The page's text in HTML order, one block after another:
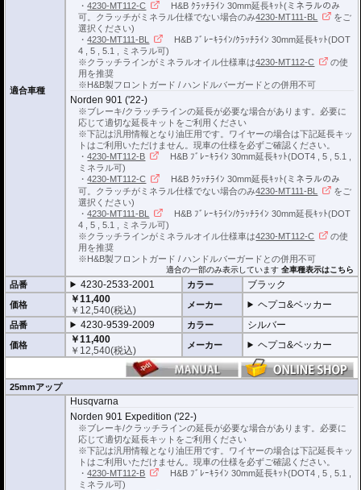
適合車種
・4230-MT112-C
H&B ｸﾗｯﾁﾗｲﾝ 30mm延長ｷｯﾄ(ミネラルのみ
可。クラッチがミネラル仕様でない場合のみ4230-MT111-BL
をご
選択ください)
・4230-MT111-BL
H&B ﾌﾞﾚｰｷﾗｲﾝ/ｸﾗｯﾁﾗｲﾝ 30mm延長ｷｯﾄ(DOT
4 , 5 , 5.1 , ミネラル可)
※クラッチラインがミネラルオイル仕様車は4230-MT112-C
の使
用を推奨
※H&B製フロントガード / ハンドルバーガードとの併用不可
Norden 901 ('22-)
※ブレーキ/クラッチラインの延長が必要な場合があります。必要に
応じて適切な延長キットをご利用ください
※下記は汎用情報となり油圧用です。ワイヤーの場合は下記延長キッ
トはご利用いただけません。現車の仕様を必ずご確認ください。
・4230-MT112-B
H&B ﾌﾞﾚｰｷﾗｲﾝ 30mm延長ｷｯﾄ(DOT4 , 5 , 5.1 ,
ミネラル可)
・4230-MT112-C
H&B ｸﾗｯﾁﾗｲﾝ 30mm延長ｷｯﾄ(ミネラルのみ
可。クラッチがミネラル仕様でない場合のみ4230-MT111-BL
をご
選択ください)
・4230-MT111-BL
H&B ﾌﾞﾚｰｷﾗｲﾝ/ｸﾗｯﾁﾗｲﾝ 30mm延長ｷｯﾄ(DOT
4 , 5 , 5.1 , ミネラル可)
※クラッチラインがミネラルオイル仕様車は4230-MT112-C
の使
用を推奨
※H&B製フロントガード / ハンドルバーガードとの併用不可
適合の一部のみ表示しています全車種表示はこちら
品番 4230-2533-2001 カラー ブラック
価格
￥11,400
￥ 12,540(税込) メーカー ヘプコ&ベッカー
品番 4230-9539-2009 カラー シルバー
価格
￥11,400
￥ 12,540(税込) メーカー ヘプコ&ベッカー
25mmアップ
Husqvarna
Norden 901 Expedition ('22-)
※ブレーキ/クラッチラインの延長が必要な場合があります。必要に
応じて適切な延長キットをご利用ください
※下記は汎用情報となり油圧用です。ワイヤーの場合は下記延長キッ
トはご利用いただけません。現車の仕様を必ずご確認ください。
・4230-MT112-B
H&B ﾌﾞﾚｰｷﾗｲﾝ 30mm延長ｷｯﾄ(DOT4 , 5 , 5.1 ,
ミネラル可)